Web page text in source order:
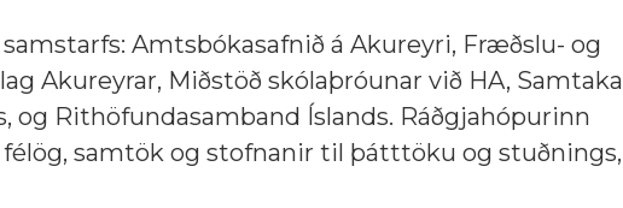
Amtsbókasafnið á Akureyri, Fræðslu- og
Akureyrar, Miðstöð skólaþróunar við HA, Samtaka
og Rithöfundasamband Íslands. Ráðgjahópurinn
samtök og stofnanir til þátttöku og stuðnings,